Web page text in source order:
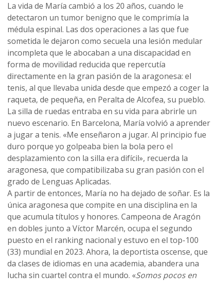
La vida de María cambió a los 20 años, cuando le
detectaron un tumor benigno que le comprimía la
médula espinal. Las dos operaciones a las que fue
sometida le dejaron como secuela una lesión medular
incompleta que le abocaban a una discapacidad en
forma de movilidad reducida que repercutía
directamente en la gran pasión de la aragonesa: el
tenis, al que llevaba unida desde que empezó a coger la
raqueta, de pequeña, en Peralta de Alcofea, su pueblo.
La silla de ruedas entraba en su vida para abrirle un
nuevo escenario. En Barcelona, María volvió a aprender
a jugar a tenis. «Me enseñaron a jugar. Al principio fue
duro porque yo golpeaba bien la bola pero el
desplazamiento con la silla era difícil», recuerda la
aragonesa, que compatibilizaba su gran pasión con el
grado de Lenguas Aplicadas.
A partir de entonces, María no ha dejado de soñar. Es la
única aragonesa que compite en una disciplina en la
que acumula títulos y honores. Campeona de Aragón
en dobles junto a Víctor Marcén, ocupa el segundo
puesto en el ranking nacional y estuvo en el top-100
(33) mundial en 2023. Ahora, la deportista oscense, que
da clases de idiomas en una academia, abandera una
lucha sin cuartel contra el mundo. «Somos pocos en